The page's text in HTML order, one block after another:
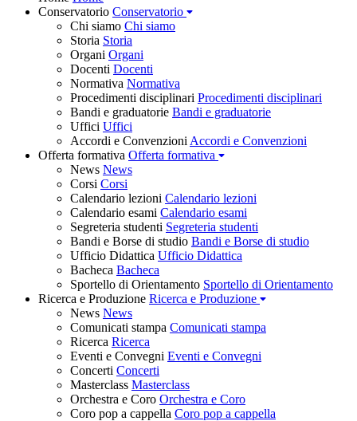
Conservatorio Conservatorio
Chi siamo Chi siamo
Storia Storia
Organi Organi
Docenti Docenti
Normativa Normativa
Procedimenti disciplinari Procedimenti disciplinari
Bandi e graduatorie Bandi e graduatorie
Uffici Uffici
Accordi e Convenzioni Accordi e Convenzioni
Offerta formativa Offerta formativa
News News
Corsi Corsi
Calendario lezioni Calendario lezioni
Calendario esami Calendario esami
Segreteria studenti Segreteria studenti
Bandi e Borse di studio Bandi e Borse di studio
Ufficio Didattica Ufficio Didattica
Bacheca Bacheca
Sportello di Orientamento Sportello di Orientamento
Ricerca e Produzione Ricerca e Produzione
News News
Comunicati stampa Comunicati stampa
Ricerca Ricerca
Eventi e Convegni Eventi e Convegni
Concerti Concerti
Masterclass Masterclass
Orchestra e Coro Orchestra e Coro
Coro pop a cappella Coro pop a cappella